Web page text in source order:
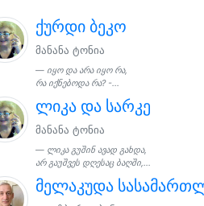
ქურდი ბეკო
მანანა ტონია
იყო და არა იყო რა,
რა იქნებოდა რა? -...
ლიკა და სარკე
მანანა ტონია
ლიკა გუშინ ავად გახდა,
არ გაუშვეს დღესაც ბაღში,...
მელაკუდა